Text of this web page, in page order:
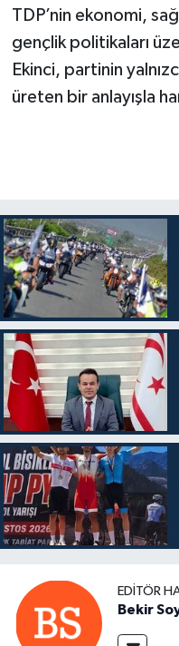
TDP’nin ekonomi,
gençlik politikaları
Ekinci, partinin
üreten bir anlayışla
EDITÖR
Bekir